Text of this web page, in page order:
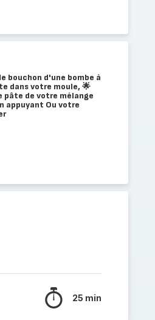
bouchon d'une bombe à
dans votre moule, 🌟
pâte de votre mélange
appuyant Ou votre
25 min